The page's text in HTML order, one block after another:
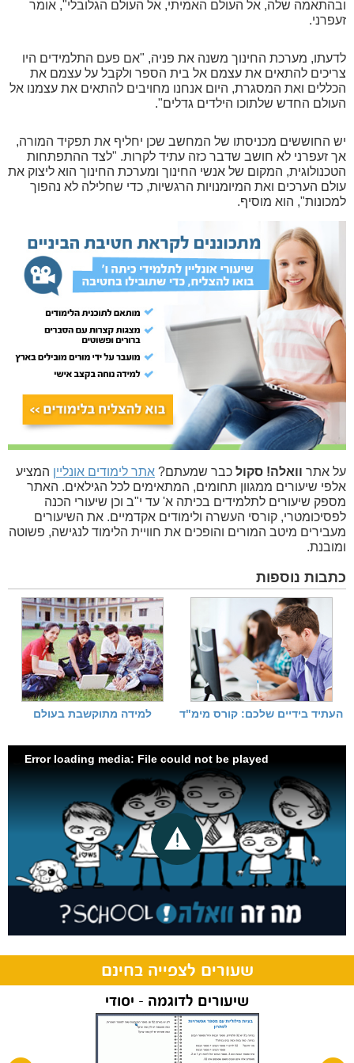
ובהתאמה שלה, אל העולם האמיתי, אל העולם הגלובלי", אומר
זעפרני.
לדעתו, מערכת החינוך משנה את פניה, "אם פעם התלמידים היו
צריכים להתאים את עצמם אל בית הספר ולקבל על עצמם את
הכללים ואת המסגרת, היום אנחנו מחויבים להתאים את עצמנו אל
העולם החדש שלתוכו הילדים גדלים".
יש החוששים מכניסתו של המחשב שכן יחליף את תפקיד המורה,
אך זעפרני לא חושב שדבר כזה עתיד לקרות. "לצד ההתפתחות
הטכנולוגית, המקום של אנשי החינוך ומערכת החינוך הוא ליצוק את
עולם הערכים ואת המיומנויות הרגשיות, כדי שחלילה לא נהפוך
למכונות", הוא מוסיף.
על אתר וואלה! סקול כבר שמעתם? אתר לימודים אונליין המציע
אלפי שיעורים ממגוון תחומים, המתאימים לכל הגילאים. האתר
מספק שיעורים לתלמידים בכיתה א' עד י"ב וכן שיעורי הכנה
לפסיכומטרי, קורסי העשרה ולימודים אקדמיים. את השיעורים
מעבירים מיטב המורים והופכים את חוויית הלימוד לנגישה, פשוטה
ומובנת.
כתבות נוספות
העתיד בידיים שלכם: קורס מימ"ד למידה מתוקשבת בעולם
Error loading media: File could not be played
שעורים לצפייה בחינם
שיעורים לדוגמה - יסודי